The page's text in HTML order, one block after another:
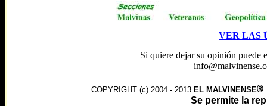
VER LAS
Si quiere dejar su opinión puede
COPYRIGHT (c) 2004 - 2013 EL MALVINENSE®
Se permite la